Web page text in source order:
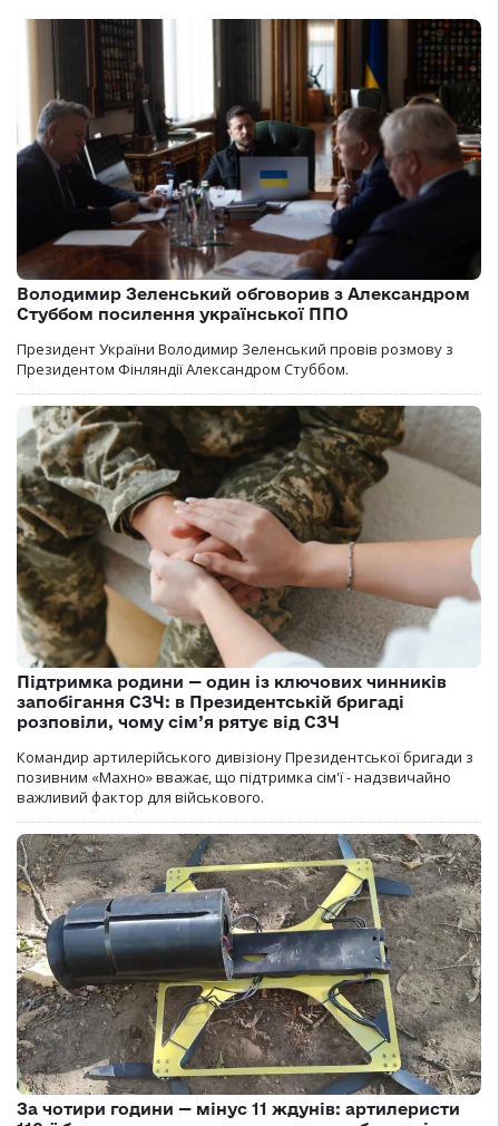
Володимир Зеленський обговорив з Александром
Стуббом посилення української ППО
Президент України Володимир Зеленський провів розмову з
Президентом Фінляндії Александром Стуббом.
Підтримка родини — один із ключових чинників
запобігання СЗЧ: в Президентській бригаді
розповіли, чому сім’я рятує від СЗЧ
Командир артилерійського дивізіону Президентської бригади з
позивним «Махно» вважає, що підтримка сім'ї - надзвичайно
важливий фактор для військового.
За чотири години — мінус 11 ждунів: артилеристи